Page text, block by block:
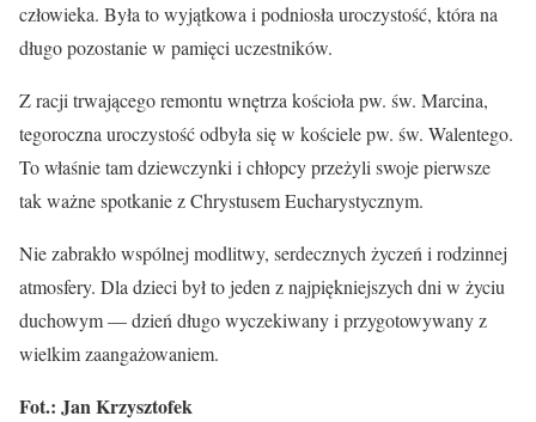
człowieka. Była to wyjątkowa i podniosła uroczystość, która na
długo pozostanie w pamięci uczestników.
Z racji trwającego remontu wnętrza kościoła pw. św. Marcina,
tegoroczna uroczystość odbyła się w kościele pw. św. Walentego.
To właśnie tam dziewczynki i chłopcy przeżyli swoje pierwsze
tak ważne spotkanie z Chrystusem Eucharystycznym.
Nie zabrakło wspólnej modlitwy, serdecznych życzeń i rodzinnej
atmosfery. Dla dzieci był to jeden z najpiękniejszych dni w życiu
duchowym — dzień długo wyczekiwany i przygotowywany z
wielkim zaangażowaniem.
Fot.: Jan Krzysztofek